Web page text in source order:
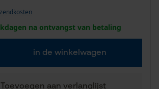
na ontvangst van betaling
in de winkelwagen
Toevoegen aan verlanglijst